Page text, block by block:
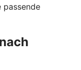
passende